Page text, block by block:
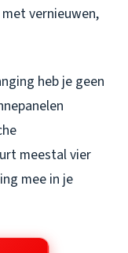
vernieuwen,
heb je geen
meestal vier
mee in je